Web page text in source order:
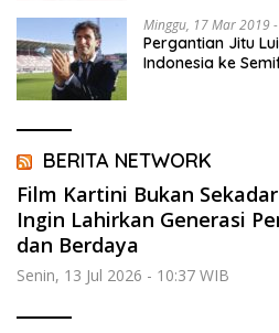
Minggu, 17 Mar 2019
Pergantian Jitu
Indonesia ke
BERITA NETWORK
Film Kartini Bukan
Ingin Lahirkan Generasi
dan Berdaya
Senin, 13 Jul 2026 - 10:37 WIB